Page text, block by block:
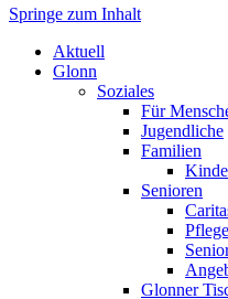
Markt Glonn
Springe zum Inhalt
Aktuell
Glonn
Soziales
Für
Jugendliche
Familien
Senioren
Glonner